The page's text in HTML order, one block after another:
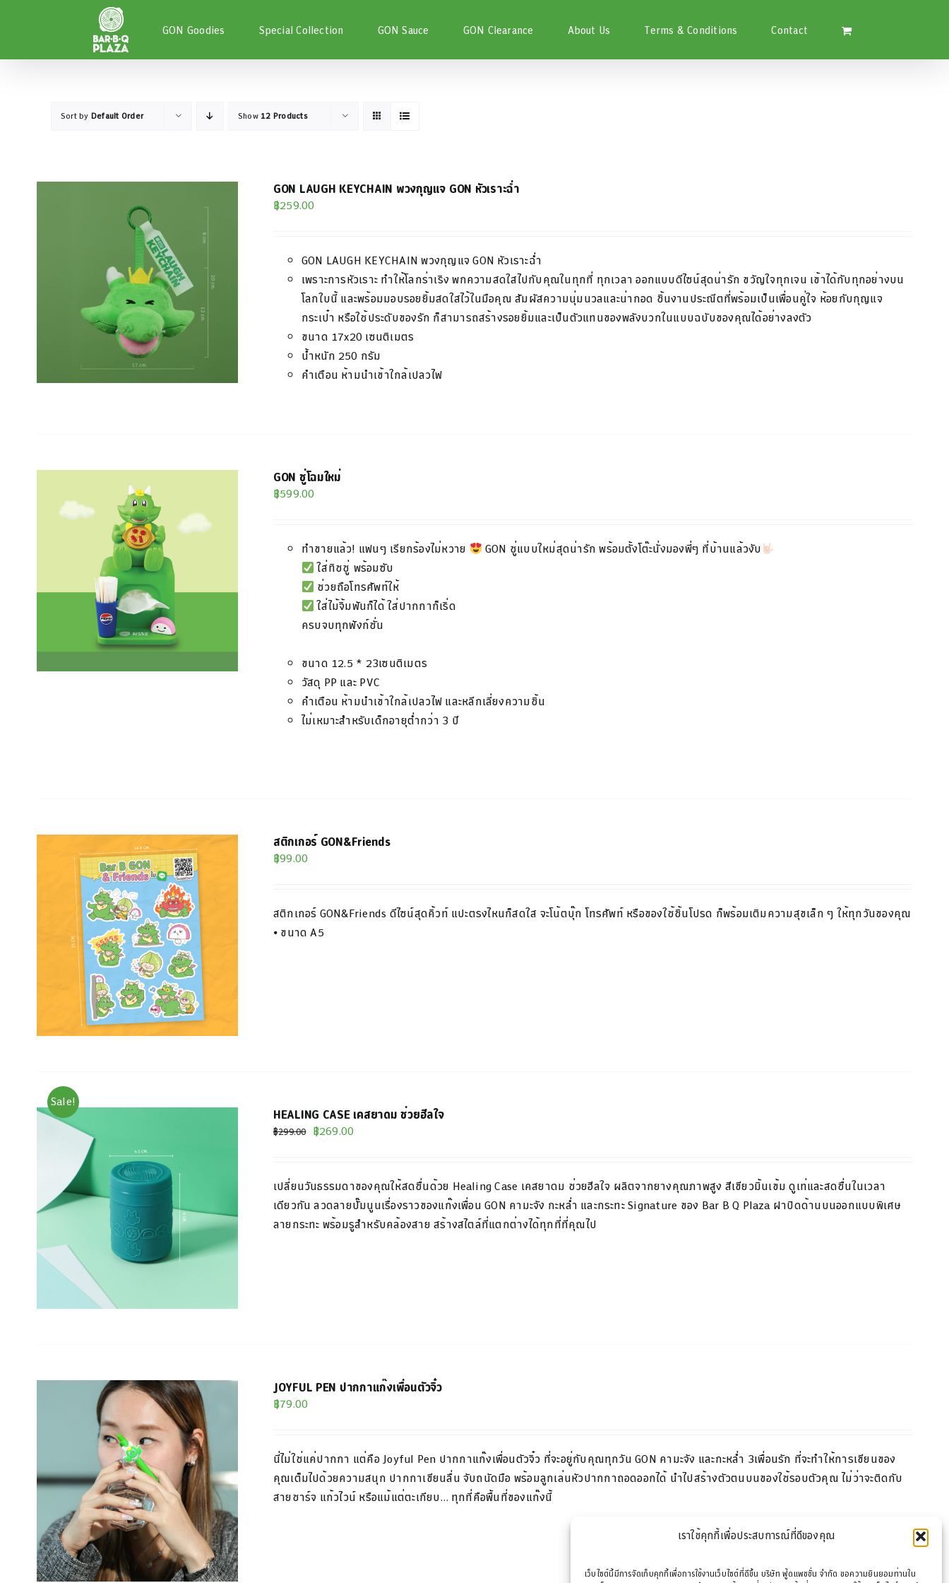
เราใช้คุกกี้เพื่อประสบการณ์ที่ดีของคุณ
เว็บไซต์นี้มีการจัดเก็บคุกกี้เพื่อการใช้งานเว็บไซต์ที่ดีขึ้น บริษัท ฟู้ดแพชชั่น จำกัด ขอความยินยอมท่านใน
GON Goodies Special Collection GON Sauce GON Clearance About Us Terms & Conditions Contact
Sort by Default Order Show 12 Products
GON LAUGH KEYCHAIN พวงกุญแจ GON หัวเราะฉ่ำ
฿259.00
GON LAUGH KEYCHAINพวงกุญแจ GON หัวเราะฉ่ำ
เพราะการหัวเราะ ทำให้โลกร่าเริง พกความสดใสไปกับคุณในทุกที่ ทุกเวลา ออกแบบดีไซน์สุดน่ารัก ขวัญใจทุกเจน เข้าได้กับทุกอย่างบน
โลกใบนี้และพร้อมมอบรอยยิ้มสดใสไว้ในมือคุณ สัมผัสความนุ่มนวลและน่ากอด ชิ้นงานประณีตที่พร้อมเป็นเพื่อนคู่ใจ ห้อยกับกุญแจ
กระเป๋า หรือใช้ประดับของรัก ก็สามารถสร้างรอยยิ้มและเป็นตัวแทนของพลังบวกในแบบฉบับของคุณได้อย่างลงตัว
ขนาด 17x20 เซนติเมตร
น้ำหนัก 250 กรัม
คำเตือน ห้ามนำเข้าใกล้เปลวไฟ
GON ชู่โฉมใหม่
฿599.00
ทำขายแล้ว! แฟนๆ เรียกร้องไม่หวาย
GON ชู่แบบใหม่สุดน่ารัก พร้อมตั้งโต๊ะนั่งมองพี่ๆ ที่บ้านแล้วงับ
ใส่ทิชชู่ พร้อมซับ
ช่วยถือโทรศัพท์ให้
ใส่ไม้จิ้มฟันก็ได้ ใส่ปากกาก็เริ่ด
ครบจบทุกฟังก์ชั่น
ขนาด 12.5 * 23เซนติเมตร
วัสดุ PP และ PVC​
คำเตือน ห้ามนำเข้าใกล้เปลวไฟ และหลีกเลี่ยงความชิ้น
ไม่เหมาะสำหรับเด็กอายุต่ำกว่า 3 ปี
สติกเกอร์ GON&Friends
฿99.00
สติกเกอร์ GON&Friends ดีไซน์สุดคิ้วท์ แปะตรงไหนก็สดใส จะโน้ตบุ๊ก โทรศัพท์ หรือของใช้ชิ้นโปรด ก็พร้อมเติมความสุขเล็ก ๆ ให้ทุกวันของคุณ
⦁ ขนาด A5
Sale!
HEALING CASE เคสยาดม ช่วยฮีลใจ
฿299.00 Original
฿299.00.
฿269.00Current
฿269.00.
เปลี่ยนวันธรรมดาของคุณให้สดชื่นด้วย Healing Case เคสยาดม ช่วยฮีลใจ ผลิตจากยางคุณภาพสูง สีเขียวมิ้นเข้ม ดูเท่และสดชื่นในเวลา
เดียวกัน ลวดลายปั๊มนูนเรื่องราวของแก๊งเพื่อน GON คามะจัง กะหล่ำ และกระทะSignature ของ Bar B Q Plaza ฝาปิดด้านบนออกแบบพิเศษ
ลายกระทะ พร้อมรูสำหรับคล้องสาย สร้างสไตล์ที่แตกต่างได้ทุกที่ที่คุณไป
JOYFUL PEN ปากกาแก๊งเพื่อนตัวจิ๋ว
฿79.00
นี่ไม่ใช่แค่ปากกา แต่คือJoyful Pen ปากกาแก๊งเพื่อนตัวจิ๋ว ที่จะอยู่กับคุณทุกวัน GON คามะจัง และกะหล่ำ 3เพื่อนรัก ที่จะทำให้การเขียนของ
คุณเต็มไปด้วยความสนุก ปากกาเขียนลื่น จับถนัดมือ พร้อมลูกเล่นหัวปากกาถอดออกได้ นำไปสร้างตัวตนบนของใช้รอบตัวคุณ ไม่ว่าจะติดกับ
สายชาร์จ แก้วไวน์ หรือแม้แต่ตะเกียบ… ทุกที่คือพื้นที่ของแก๊งนี้